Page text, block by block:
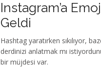
Instagram’a
Geldi
Hashtag yaratırken sıkılıyor,
derdinizi anlatmak mı
bir müjdesi var.